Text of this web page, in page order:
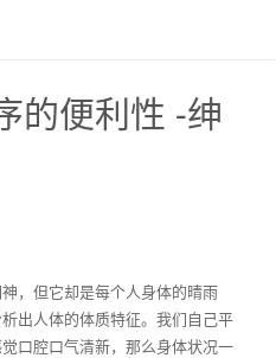
的便利性 -绅
，但它却是每个人身体的晴雨
出人体的体质特征。我们自己平
口腔口气清新，那么身体状况一